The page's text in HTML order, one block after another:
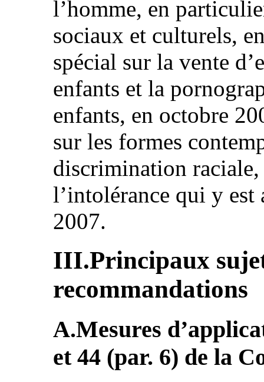
l’homme, en
sociaux et culturels,
spécial sur la vente
enfants et la
enfants, en octobre
sur les formes
discrimination
l’intolérance qui y est
2007.
III.Principaux
recommandations
A.Mesures
et 44 (par. 6) de la